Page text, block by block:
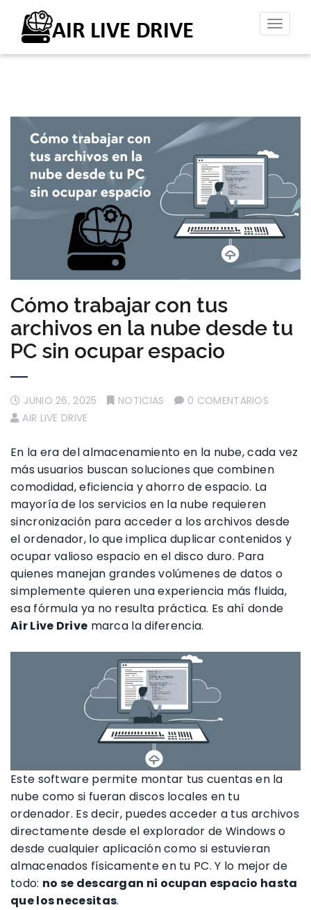
Cómo trabajar con tus
archivos en la nube desde tu
PC sin ocupar espacio
JUNIO 26, 2025 NOTICIAS
0 COMENTARIOS
AIR LIVE DRIVE
En la era del almacenamiento en la nube, cada vez
más usuarios buscan soluciones que combinen
comodidad, eficiencia y ahorro de espacio. La
mayoría de los servicios en la nube requieren
sincronización para acceder a los archivos desde
el ordenador, lo que implica duplicar contenidos y
ocupar valioso espacio en el disco duro. Para
quienes manejan grandes volúmenes de datos o
simplemente quieren una experiencia más fluida,
esa fórmula ya no resulta práctica. Es ahí donde
Air Live Drive marca la diferencia.
Este software permite montar tus cuentas en la
nube como si fueran discos locales en tu
ordenador. Es decir, puedes acceder a tus archivos
directamente desde el explorador de Windows o
desde cualquier aplicación como si estuvieran
almacenados físicamente en tu PC. Y lo mejor de
todo: no se descargan ni ocupan espacio hasta
que los necesitas.